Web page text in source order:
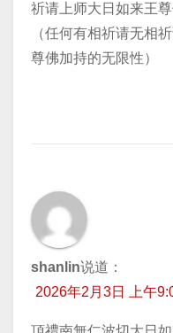
祈请上师大日如来王尊
（任何有相祈请无相
尊佛加持的无限性）
shanlin说道：
2026年2月3日 上午